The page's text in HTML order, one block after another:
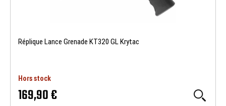
Réplique Lance Grenade KT320 GL Krytac
Hors stock
169,90 €